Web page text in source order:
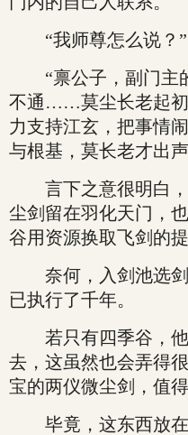
“我师尊怎么说？”
“禀公子，副门主
不通……莫尘长老起初
力支持江玄，把事情
与根基，莫长老才出
言下之意很明白，
尘剑留在羽化天门，
谷用资源换取飞剑的
奈何，入剑池选剑
已执行了千年。
若只有四季谷，他
去，这虽然也会弄得
宝的两仪微尘剑，值
毕竟，这东西放在